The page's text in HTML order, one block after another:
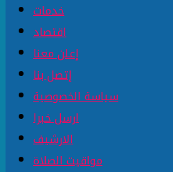
خدمات
اقتصاد
إعلن معنا
إتصل بنا
سياسة الخصوصية
ارسل خبرا
الارشيف
مواقيت الصلاة